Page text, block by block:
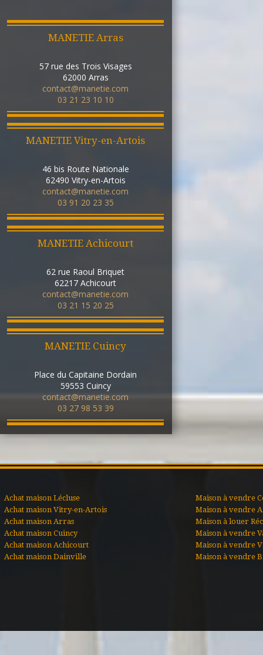
MANETIE Arras
57 rue des Trois Visages
62000 Arras
contact@manetie.com
03 21 23 10 10
MANETIE Vitry-en-Artois
46 bis Route Nationale
62490 Vitry-en-Artois
contact@manetie.com
03 91 20 23 35
MANETIE Achicourt
62 rue Raoul Briquet
62217 Achicourt
contact@manetie.com
03 21 15 20 25
MANETIE Cuincy
Place du Capitaine Dordain
59553 Cuincy
contact@manetie.com
03 27 98 53 39
Achat maison Lécluse
Achat maison Vitry-en-Artois
Achat maison Arras
Achat maison Cuincy
Achat maison Achicourt
Achat maison Dainville
Maison à vendre
Maison à vendre
Maison à louer
Maison à vendre
Maison à vendre
Maison à vendre